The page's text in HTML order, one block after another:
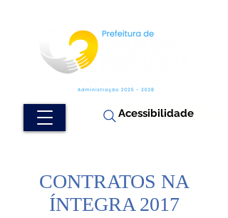
Acessibilidade
CONTRATOS NA
ÍNTEGRA 2017